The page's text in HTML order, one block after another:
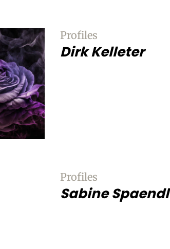
Profiles
Dirk Kelleter
Profiles
Sabine Spaendl